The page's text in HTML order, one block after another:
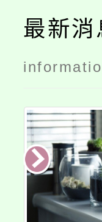
最新消